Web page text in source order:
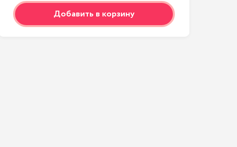
Добавить в корзину